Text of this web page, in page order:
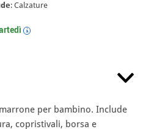
: Calzature
i
per bambino. Include
copristivali, borsa e